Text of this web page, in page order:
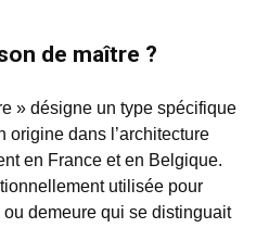
de maître ?
» désigne un type spécifique
origine dans l’architecture
en France et en Belgique.
utilisée pour
demeure qui se distinguait